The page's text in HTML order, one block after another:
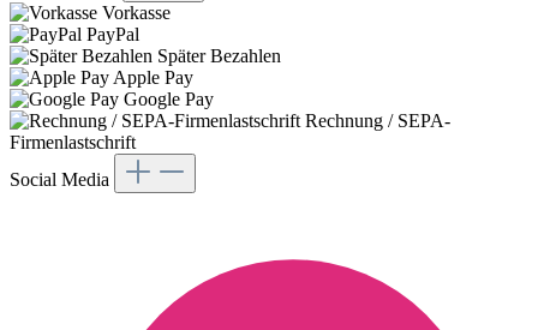
Vorkasse
PayPal
Später Bezahlen
Apple Pay
Google Pay
Rechnung / SEPA-
Firmenlastschrift
Social Media